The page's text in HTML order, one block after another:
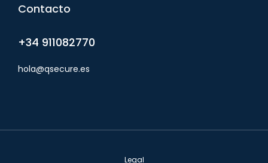
Contacto
+34 911082770
hola@qsecure.es
Legal